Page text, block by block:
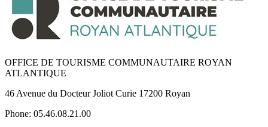
OFFICE DE TOURISME COMMUNAUTAIRE ROYAN
ATLANTIQUE
46 Avenue du Docteur Joliot Curie 17200 Royan
Phone: 05.46.08.21.00